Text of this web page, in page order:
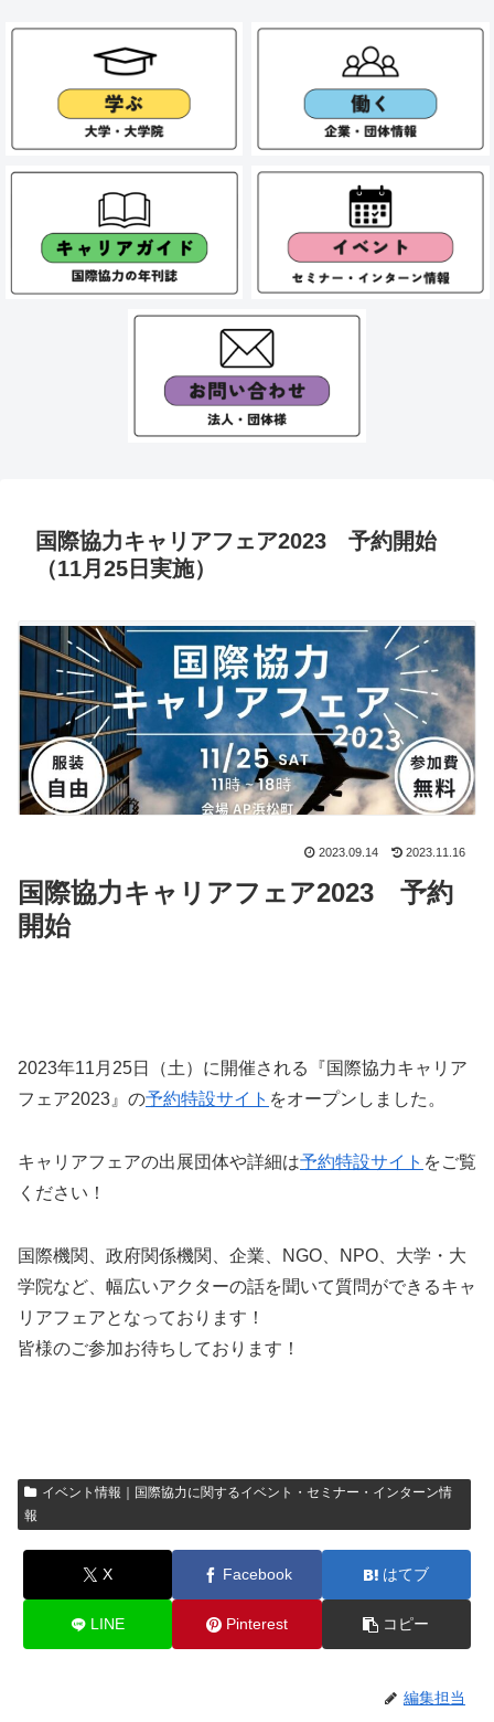
国際協力キャリアフェア2023 予約開始
（11月25日実施）
2023.09.14 2023.11.16
国際協力キャリアフェア2023 予約
開始
2023年11月25日（土）に開催される『国際協力キャリア
フェア2023』の予約特設サイト をオープンしました。
キャリアフェアの出展団体や詳細は予約特設サイト をご覧
ください！
国際機関、政府関係機関、企業、NGO、NPO、大学・大
学院など、幅広いアクターの話を聞いて質問ができるキャ
リアフェアとなっております！
皆様のご参加お待ちしております！
イベント情報｜国際協力に関するイベント・セミナー・インターン情
報
X Facebook はてブ
LINE Pinterest コピー
編集担当